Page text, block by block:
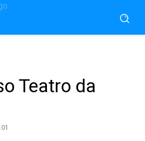
Teatro da